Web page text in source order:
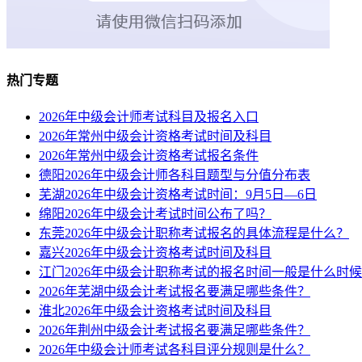
热门专题
2026年中级会计师考试科目及报名入口
2026年常州中级会计资格考试时间及科目
2026年常州中级会计资格考试报名条件
德阳2026年中级会计师各科目题型与分值分布表
芜湖2026年中级会计资格考试时间：9月5日—6日
绵阳2026年中级会计考试时间公布了吗？
东莞2026年中级会计职称考试报名的具体流程是什么？
嘉兴2026年中级会计资格考试时间及科目
江门2026年中级会计职称考试的报名时间一般是什么时
2026年芜湖中级会计考试报名要满足哪些条件？
淮北2026年中级会计资格考试时间及科目
2026年荆州中级会计考试报名要满足哪些条件？
2026年中级会计师考试各科目评分规则是什么？